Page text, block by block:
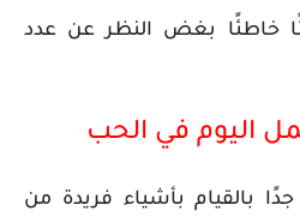
خاطئًا بغض النظر عن عدد
اليوم في الحب
بالقيام بأشياء فريدة من